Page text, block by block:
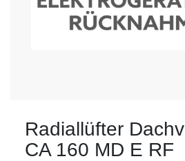
Radiallüfter
CA 160 MD E RF